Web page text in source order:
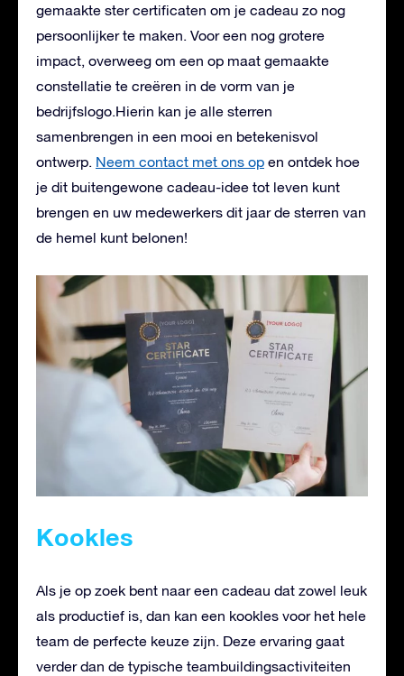
gemaakte ster certificaten om je cadeau zo nog
persoonlijker te maken. Voor een nog grotere
impact, overweeg om een op maat gemaakte
constellatie te creëren in de vorm van je
bedrijfslogo.Hierin kan je alle sterren
samenbrengen in een mooi en betekenisvol
ontwerp. Neem contact met ons op en ontdek hoe
je dit buitengewone cadeau-idee tot leven kunt
brengen en uw medewerkers dit jaar de sterren van
de hemel kunt belonen!
Kookles
Als je op zoek bent naar een cadeau dat zowel leuk
als productief is, dan kan een kookles voor het hele
team de perfecte keuze zijn. Deze ervaring gaat
verder dan de typische teambuildingsactiviteiten